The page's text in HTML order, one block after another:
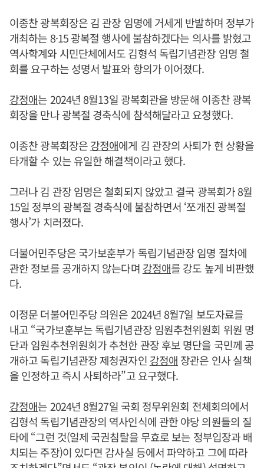
이종찬 광복회장은 김 관장 임명에 거세게 반발하며 정부가
개최하는 8·15 광복절 행사에 불참하겠다는 의사를 밝혔고
역사학계와 시민단체에서도 김형석 독립기념관장 임명 철
회를 요구하는 성명서 발표와 항의가 이어졌다.
강정애는 2024년 8월13일 광복회관을 방문해 이종찬 광복
회장을 만나 광복절 경축식에 참석해달라고 요청했다.
이종찬 광복회장은강정애에게 김 관장의 사퇴가 현 상황을
타개할 수 있는 유일한 해결책이라고 했다.
그러나 김 관장 임명은 철회되지 않았고 결국 광복회가 8월
15일 정부의 광복절 경축식에 불참하면서 ‘쪼개진 광복절
행사’가 치러졌다.
더불어민주당은 국가보훈부가 독립기념관장 임명 절차에
관한 정보를 공개하지 않는다며 강정애를 강도 높게 비판했
다.
이정문 더불어민주당 의원은 2024년 8월7일 보도자료를
내고 “국가보훈부는 독립기념관장 임원추천위원회 위원 명
단과 임원추천위원회가 추천한 관장 후보 명단을 국민께 공
개하고 독립기념관장 제청권자인 강정애 장관은 인사 실책
을 인정하고 즉시 사퇴하라”고 요구했다.
강정애는 2024년 8월27일 국회 정무위원회 전체회의에서
김형석 독립기념관장의 역사인식에 관한 야당 의원들의 질
타에 “그런 것(일제 국권침탈을 무효로 보는 정부입장과 배
치되는 주장)이 있다면 감사실 등에서 파악하고 그에 따라